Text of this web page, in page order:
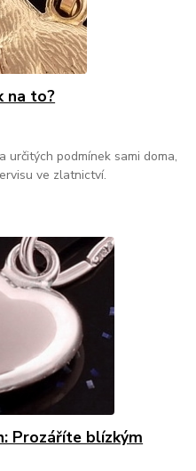
na to?
podmínek sami doma,
ve zlatnictví.
Prozáříte blízkým